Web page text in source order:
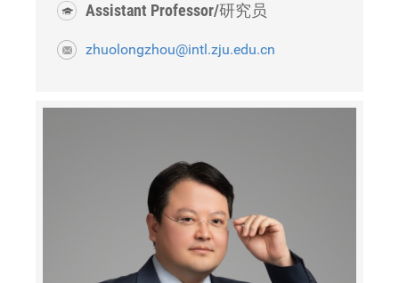
Assistant Professor/研究员
zhuolongzhou@intl.zju.edu.cn